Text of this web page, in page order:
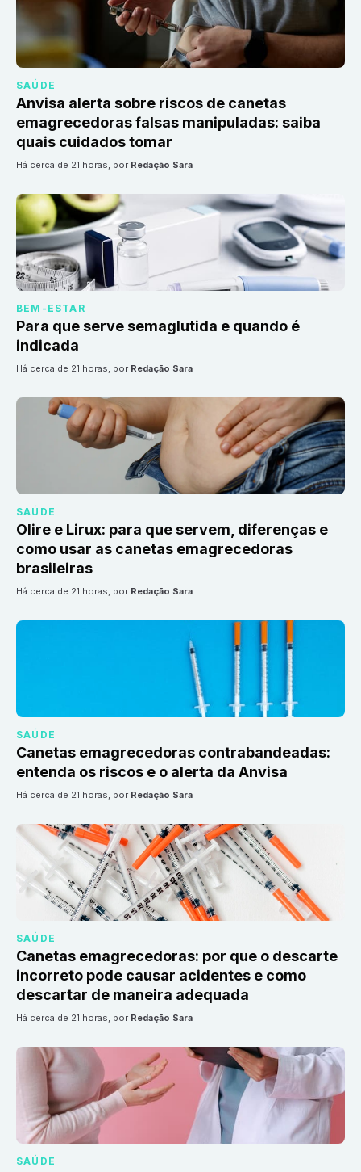
SAÚDE
Anvisa alerta sobre riscos de canetas
emagrecedoras falsas manipuladas: saiba
quais cuidados tomar
há cerca de 21 horas, por Redação Sara
BEM-ESTAR
Para que serve semaglutida e quando é
indicada
há cerca de 21 horas, por Redação Sara
SAÚDE
Olire e Lirux: para que servem, diferenças e
como usar as canetas emagrecedoras
brasileiras
há cerca de 21 horas, por Redação Sara
SAÚDE
Canetas emagrecedoras contrabandeadas:
entenda os riscos e o alerta da Anvisa
há cerca de 21 horas, por Redação Sara
SAÚDE
Canetas emagrecedoras: por que o descarte
incorreto pode causar acidentes e como
descartar de maneira adequada
há cerca de 21 horas, por Redação Sara
SAÚDE